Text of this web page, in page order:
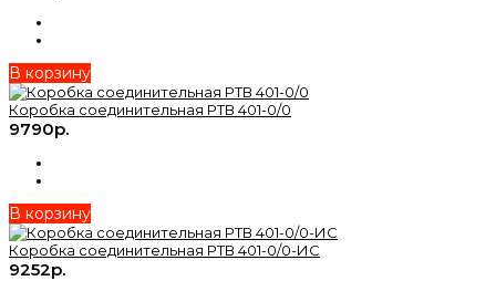
В корзину
Коробка соединительная РТВ 401-0/0
9790р.
В корзину
Коробка соединительная РТВ 401-0/0-ИС
9252р.